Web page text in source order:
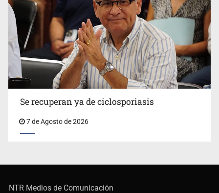
Se recuperan ya de ciclosporiasis
7 de Agosto de 2026
NTR Medios de Comunicación